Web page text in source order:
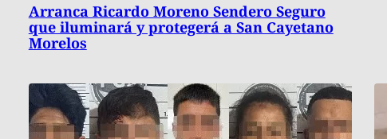
Arranca Ricardo Moreno Sendero Seguro
que iluminará y protegerá a San Cayetano
Morelos